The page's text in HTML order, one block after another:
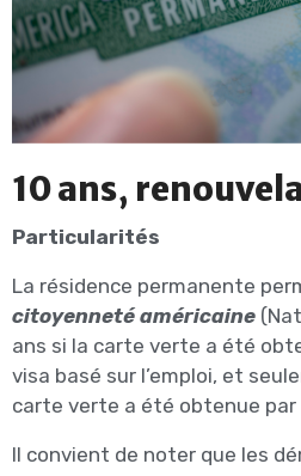
10 ans,
Particularités
La résidence permanente
citoyenneté américaine
ans si la carte verte a été
visa basé sur l’emploi, et
carte verte a été obtenue par
Il convient de noter que les